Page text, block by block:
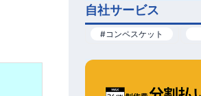
自社サービス
#コンペスケット